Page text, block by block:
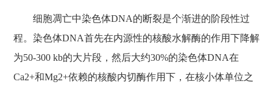
细胞凋亡中染色体DNA的断裂是个渐进的阶段性过
程。染色体DNA首先在内源性的核酸水解酶的作用下降解
为50-300 kb的大片段，然后大约30%的染色体DNA在
Ca2+和Mg2+依赖的核酸内切酶作用下，在核小体单位之